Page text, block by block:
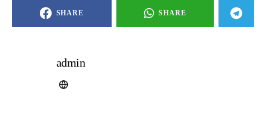
SHARE SHARE
admin